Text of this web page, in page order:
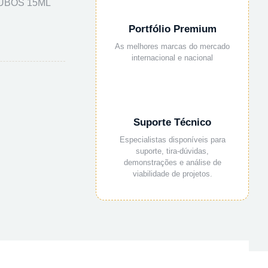
15ML
Portfólio Premium
As melhores marcas do mercado
internacional e nacional
Suporte Técnico
Especialistas disponíveis para
suporte, tira-dúvidas,
demonstrações e análise de
viabilidade de projetos.